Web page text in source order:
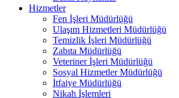
Hizmetler
Fen İşleri Müdürlüğü
Ulaşım Hizmetleri Müdürlüğü
Temizlik İşleri Müdürlüğü
Zabıta Müdürlüğü
Veteriner İşleri Müdürlüğü
Sosyal Hizmetler Müdürlüğü
İtfaiye Müdürlüğü
Nikah İşlemleri